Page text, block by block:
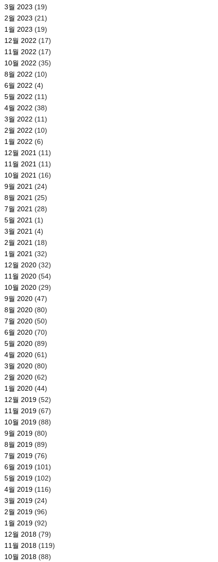
3월 2023 (19)
2월 2023 (21)
1월 2023 (19)
12월 2022 (17)
11월 2022 (17)
10월 2022 (35)
8월 2022 (10)
6월 2022 (4)
5월 2022 (11)
4월 2022 (38)
3월 2022 (11)
2월 2022 (10)
1월 2022 (6)
12월 2021 (11)
11월 2021 (11)
10월 2021 (16)
9월 2021 (24)
8월 2021 (25)
7월 2021 (28)
5월 2021 (1)
3월 2021 (4)
2월 2021 (18)
1월 2021 (32)
12월 2020(32)
11월 2020(54)
10월 2020(29)
9월 2020(47)
8월 2020(80)
7월 2020(50)
6월 2020(70)
5월 2020(89)
4월 2020(61)
3월 2020(80)
2월 2020(62)
1월 2020(44)
12월 2019(52)
11월 2019(67)
10월 2019(88)
9월 2019(80)
8월 2019(89)
7월 2019(76)
6월 2019(101)
5월 2019(102)
4월 2019(116)
3월 2019(24)
2월 2019(96)
1월 2019(92)
12월 2018(79)
11월 2018(119)
10월 2018(88)